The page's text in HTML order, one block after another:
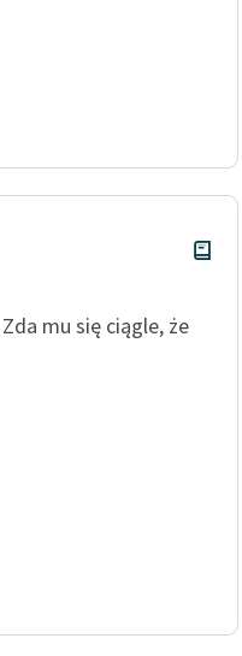
mu się ciągle, że